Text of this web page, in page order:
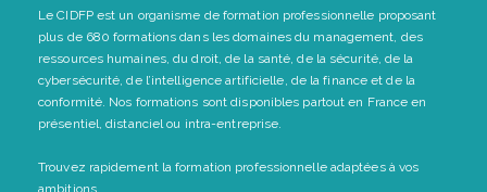
Le CIDFP est un organisme de formation professionnelle proposant
plus de 680 formations dans les domaines du management, des
ressources humaines, du droit, de la santé, de la sécurité, de la
cybersécurité, de l’intelligence artificielle, de la finance et de la
conformité. Nos formations sont disponibles partout en France en
présentiel, distanciel ou intra-entreprise.
Trouvez rapidement la formation professionnelle adaptées à vos
ambitions.